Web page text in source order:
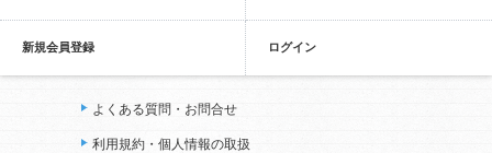
新規会員登録 ログイン
よくある質問・お問合せ
利用規約・個人情報の取扱